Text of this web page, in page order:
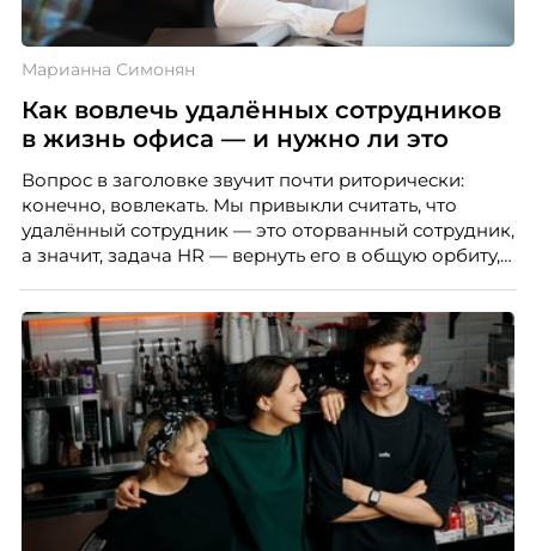
CIS.
Марианна Симонян
Как вовлечь удалённых сотрудников
в жизнь офиса — и нужно ли это
Вопрос в заголовке звучит почти риторически:
конечно, вовлекать. Мы привыкли считать, что
удалённый сотрудник — это оторванный сотрудник,
а значит, задача HR — вернуть его в общую орбиту,
вовлечения, стоит остановиться на неудобном
факте: данные говорят ровно обратное тому, что
подсказывает интуиция. Автор свежего выпуска
Марианна Симонян — HR Tech лидер, эксперт по
People Analytics, приглашённый лектор НИУ ВШЭ и
МИФИ, автор книги «Дао женской карьеры».